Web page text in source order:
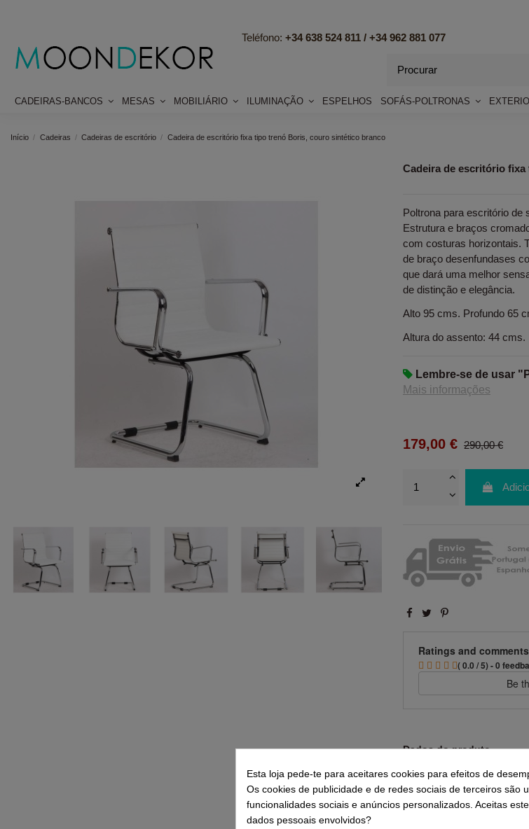
Teléfono: +34 638 524 811 / +34 962 881 077
CADEIRAS-BANCOS MESAS MOBILIÁRIO ILUMINAÇÃO ESPELHOS SOFÁS-POLTRONAS
Início Cadeiras Cadeiras de escritório Cadeira de escritório fixa tipo trenó Boris, couro sintético branco
Cadeira de escritório
Poltrona para escritório de
Estrutura e braços
com costuras horizontais.
de braço desenfundases
que dará uma melhor
de distinção e elegância.
Alto 95 cms. Profundo 65
Altura do assento: 44 cms.
Lembre-se de usar
Mais informações
179,00 € 290,00 €
Ratings and
( 0.0 / 5) - 0
Be
Dados do produto
Ancho
Profundo
Esta loja pede-te para aceitares cookies para efeitos de
Os cookies de publicidade e de redes sociais de terceiros são
funcionalidades sociais e anúncios personalizados. Aceitas
dados pessoais envolvidos?